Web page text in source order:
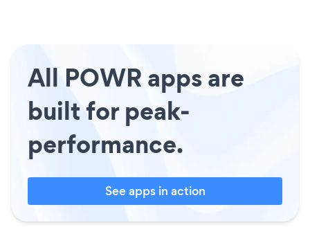
All POWR apps are
built for peak-
performance.
See apps in action